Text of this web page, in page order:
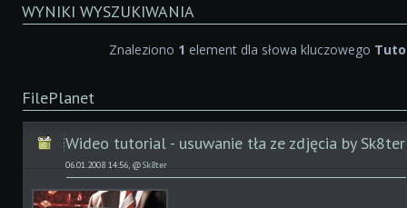
WYNIKI WYSZUKIWANIA
Znaleziono 1 element dla słowa kluczowego
FilePlanet
Wideo tutorial - usuwanie tła ze zdjęcia by Sk8ter
06.01.2008 14:56, @Sk8ter